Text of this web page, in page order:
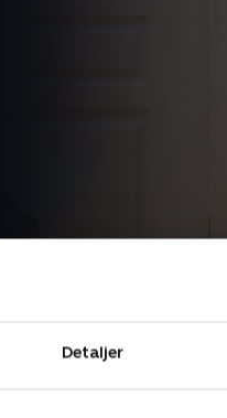
Detaljer